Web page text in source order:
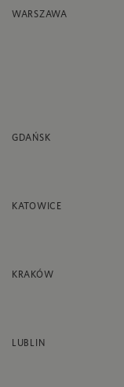
WARSZAWA
GDAŃSK
KATOWICE
KRAKÓW
LUBLIN